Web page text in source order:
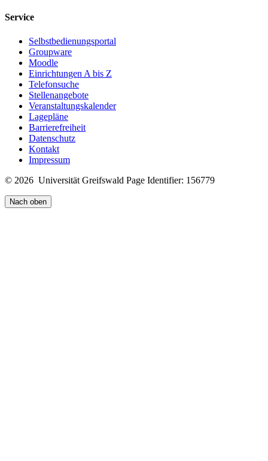
Service
Selbstbedienungsportal
Groupware
Moodle
Einrichtungen A bis Z
Telefonsuche
Stellenangebote
Veranstaltungskalender
Lagepläne
Barrierefreiheit
Datenschutz
Kontakt
Impressum
© 2026 Universität Greifswald Page Identifier: 156779
Nach oben